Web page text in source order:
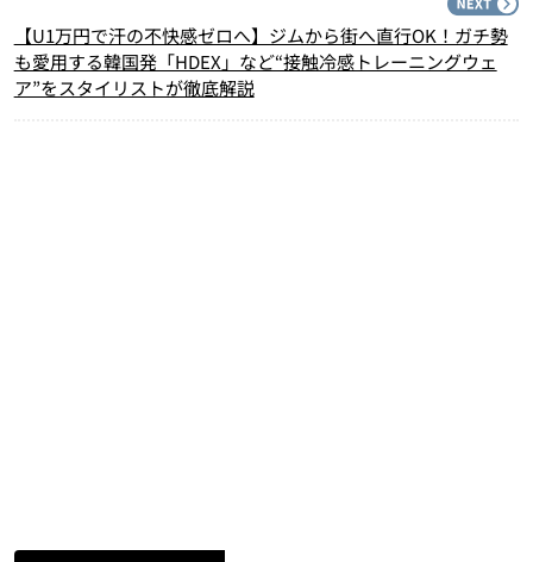
【U1万円で汗の不快感ゼロへ】ジムから街へ直行OK！ガチ勢
も愛用する韓国発「HDEX」など“接触冷感トレーニングウェ
ア”をスタイリストが徹底解説